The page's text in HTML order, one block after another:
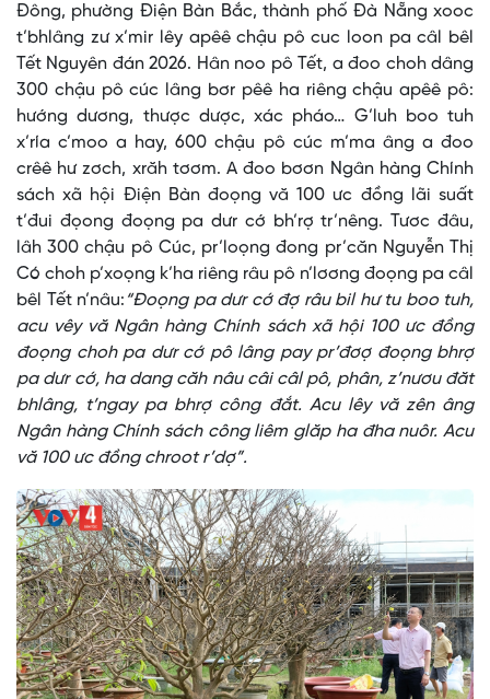
Đông, phường Điện Bàn Bắc, thành phố Đà Nẵng xooc
t’bhlâng zư x’mir lêy apêê chậu pô cuc loon pa câl bêl
Tết Nguyên đán 2026. Hân noo pô Tết, a đoo choh dâng
300 chậu pô cúc lâng bơr pêê ha riêng chậu apêê pô:
hướng dương, thược dược, xác pháo… G’luh boo tuh
x’ría c’moo a hay, 600 chậu pô cúc m’ma âng a đoo
crêê hư zơch, xrăh tơơm. A đoo bơơn Ngân hàng Chính
sách xã hội Điện Bàn đoọng vă 100 ưc đồng lãi suất
t’đui đọong đoọng pa dưr cớ bh’rợ tr’nêng. Tươc đâu,
lâh 300 chậu pô Cúc, pr’loọng đong pr’căn Nguyễn Thị
Có choh p’xoọng k’ha riêng râu pô n’lơơng đoọng pa câl
bêl Tết n’nâu: “Đoọng pa dưr cớ đợ râu bil hư tu boo tuh,
acu vêy vă Ngân hàng Chính sách xã hội 100 ưc đồng
đoọng choh pa dưr cớ pô lâng pay pr’đơợ đoọng bhrợ
pa dưr cớ, ha dang căh nâu câi câl pô, phân, z’nươu đăt
bhlâng, t’ngay pa bhrợ công đắt. Acu lêy vă zên âng
Ngân hàng Chính sách công liêm glăp ha đha nuôr. Acu
vă 100 ưc đồng chroot r’dợ”.